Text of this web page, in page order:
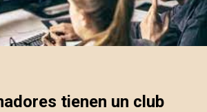
tienen un club